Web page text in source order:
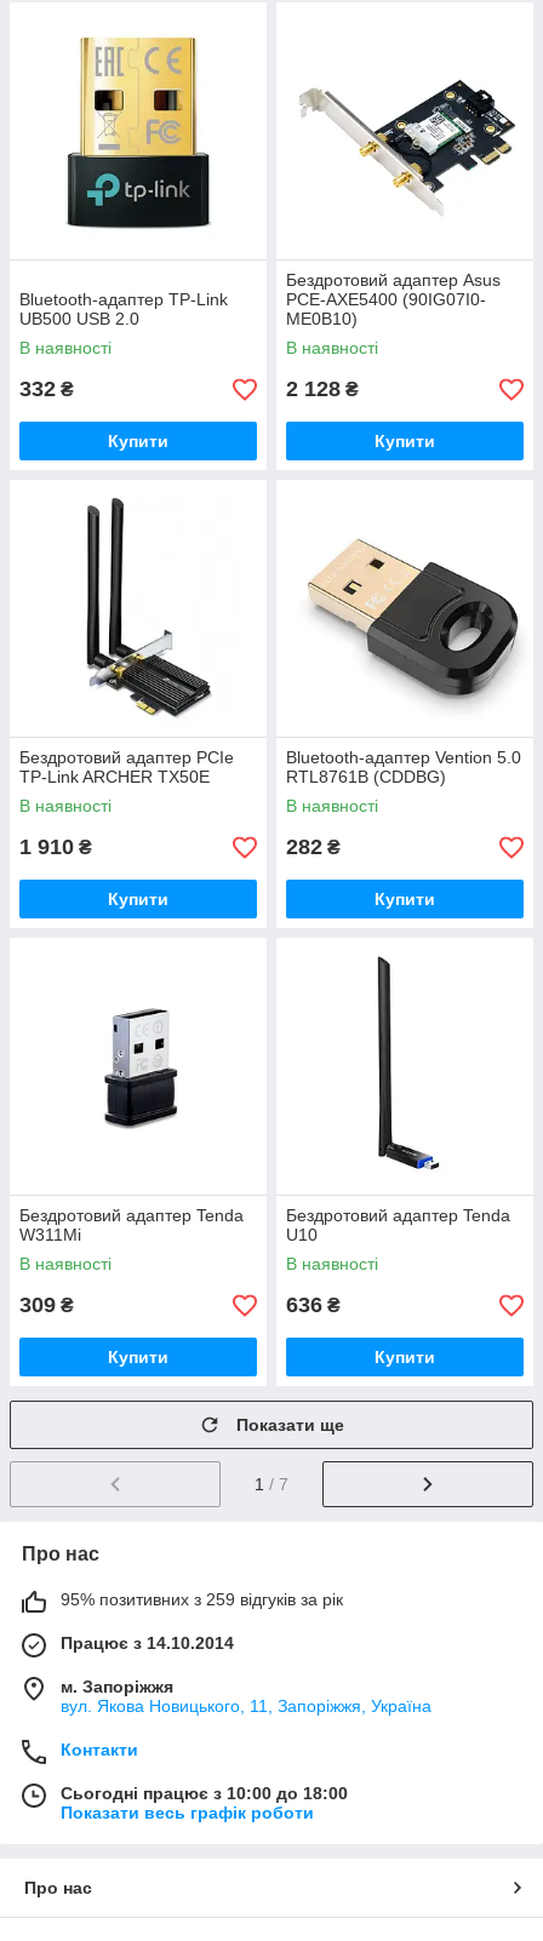
Bluetooth-адаптер TP-Link
UB500 USB 2.0
В наявності
332 ₴
Купити
Бездротовий адаптер Asus
PCE-AXE5400 (90IG07I0-
ME0B10)
В наявності
2 128 ₴
Купити
Бездротовий адаптер PCIe
TP-Link ARCHER TX50E
В наявності
1 910 ₴
Купити
Bluetooth-адаптер Vention 5.0
RTL8761B (CDDBG)
В наявності
282 ₴
Купити
Бездротовий адаптер Tenda
W311Mi
В наявності
309 ₴
Купити
Бездротовий адаптер Tenda
U10
В наявності
636 ₴
Купити
Показати ще
1 / 7
Про нас
95% позитивних з 259 відгуків за рік
Працює з 14.10.2014
м. Запоріжжя
вул. Якова Новицького, 11, Запоріжжя, Україна
Контакти
Сьогодні працює з 10:00 до 18:00
Показати весь графік роботи
Про нас